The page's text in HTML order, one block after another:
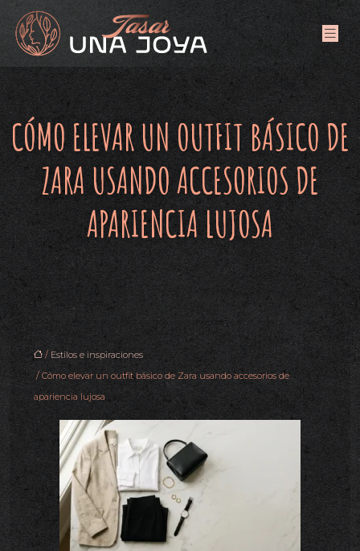
CÓMO ELEVAR UN OUTFIT BÁSICO DE
ZARA USANDO ACCESORIOS DE
APARIENCIA LUJOSA
/ Estilos e inspiraciones
/ Cómo elevar un outfit básico de Zara usando accesorios de
apariencia lujosa